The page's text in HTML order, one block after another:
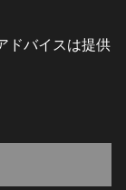
ドバイスは提供